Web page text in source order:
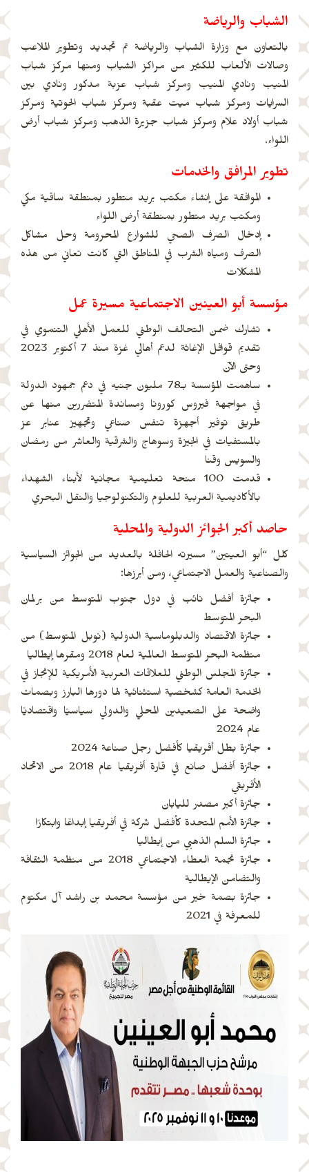
الشباب والرياضة
بالتعاون مع وزارة الشباب والرياضة تم تجديد وتطوير الملاعب
وصالات الألعاب للكثير من مراكز الشباب ومنها مركز شباب
المنيب ونادي المنيب ومركز شباب عزبة مدكور ونادي بين
السرايات ومركز شباب ميت عقبة ومركز شباب الحوتية ومركز
شباب أولاد علام ومركز شباب جزيرة الذهب ومركز شباب أرض
اللواء.
تطوير المرافق والخدمات
الموافقة على إنشاء مكتب بريد متطور بمنطقة ساقية مكي
ومكتب بريد متطور بمنطقة أرض اللواء
إدخال الصرف الصحي للشوارع المحرومة وحل مشاكل
الصرف ومياه الشرب في المناطق التي كانت تعاني من هذه
المشكلات
مؤسسة أبو العينين الاجتماعية مسيرة عمل
تشارك ضمن التحالف الوطني للعمل الأهلي التنموي في
تقديم قوافل الإغاثة لدعم أهالي غزة منذ 7 أكتوبر 2023
وحتى الآن
ساهمت المؤسسة بـ78 مليون جنيه في دعم جمهود الدولة
في مواجهة فيروس كورونا ومساندة المتضررين منها عن
طريق توفير أجهزة تنفس صناعي وتجهيز عنابر عز
بالمستفيات في الجيزة وسوهاج والشرقية والعاشر من رمضان
والسويس وقنا
قدمت 100 منحة تعليمية مجانية لأبناء الشهداء
بالأكاديمية العربية للعلوم والتكنولوجيا والنقل البحري
حاصد أكبر الجوائز الدولية والمحلية
كلل “أبو العينين” مسيرته الحافلة بالعديد من الجوائز السياسية
والصناعية والعمل الاجتماعي، ومن أبرزها:
جائزة أفضل نائب في دول جنوب المتوسط من برلمان
البحر المتوسط
جائزة الاقتصاد والدبلوماسية الدولية (نوبل المتوسط) من
منظمة البحر المتوسط العالمية لعام 2018 ومقرها إيطاليا
جائزة المجلس الوطني للعلاقات العربية الأمريكية للإنجاز في
الخدمة العامة كشخصية استثنائية لها دورها البارز وبصمات
واضحة على الصعيدين المحلي والدولي سياسيًا واقتصاديًا
عام 2024
جائزة بطل أفريقيا كأفضل رجل صناعة 2024
جائزة أفضل صانع في قارة أفريقيا عام 2018 من الاتحاد
الأفريقي
جائزة أكبر مصدر لليابان
جائزة الأمم المتحدة كأفضل شركة في أفريقيا إبداعًا وابتكارًا
جائزة السلم الذهبي من إيطاليا
جائزة نجمة العطاء الاجتماعي 2018 من منظمة الثقافة
والتضامن الإيطالية
جائزة بصمة خير من مؤسسة محمد بن راشد آل مكتوم
للمعرفة في 2021